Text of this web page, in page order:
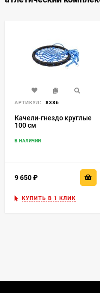
АРТИКУЛ: 8386
Качели-гнездо круглые
100 см
В НАЛИЧИИ
9 650
КУПИТЬ В 1 КЛИК